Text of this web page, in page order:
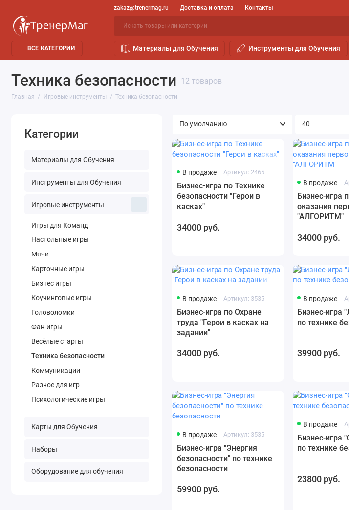
zakaz@trenermag.ru Доставка и оплата Контакты
ВСЕ КАТЕГОРИИ Материалы для Обучения Инструменты для Обучения
Техника безопасности 12 товаров
Главная Игровые инструменты Техника безопасности
Категории
Материалы для Обучения
Инструменты для Обучения
Игровые инструменты
Игры для Команд
Настольные игры
Мячи
Карточные игры
Бизнес игры
Коучинговые игры
Головоломки
Фан-игры
Весёлые старты
Техника безопасности
Коммуникации
Разное для игр
Психологические игры
Карты для Обучения
Наборы
Оборудование для обучения
В продаже Артикул: 2465
Бизнес-игра по Технике
безопасности "Герои в
касках"
34000 руб.
В продаже
Бизнес-игра
оказания
"АЛГОРИТМ"
34000 руб.
В продаже Артикул: 3535
Бизнес-игра по Охране
труда "Герои в касках на
задании"
34000 руб.
В продаже
Бизнес-игра
по технике
39900 руб.
В продаже Артикул: 3535
Бизнес-игра "Энергия
безопасности" по технике
безопасности
59900 руб.
В продаже
Бизнес-игра
по технике
23800 руб.